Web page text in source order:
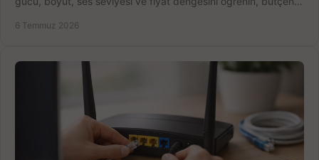
6 Temmuz 2026